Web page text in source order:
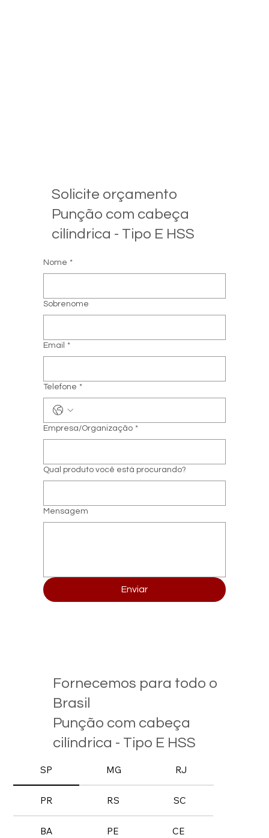
Solicite orçamento
Punção com cabeça
cilíndrica - Tipo E HSS
Nome *
Sobrenome
Email *
Telefone *
Empresa/Organização *
Qual produto você está procurando?
Mensagem
Enviar
Fornecemos para todo o
Brasil
Punção com cabeça
cilíndrica - Tipo E HSS
SP MG RJ
PR RS SC
BA PE CE